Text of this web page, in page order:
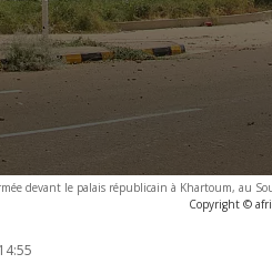
devant le palais républicain à Khartoum, au
Copyright ©